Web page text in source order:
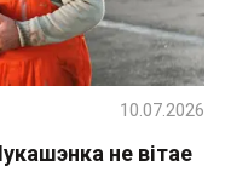
не вітае
10.07.2026